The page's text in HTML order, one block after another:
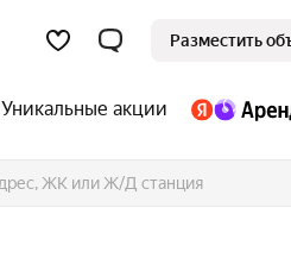
Разместить
Уникальные акции